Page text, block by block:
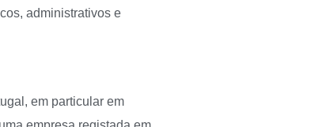
administrativos e
em particular em